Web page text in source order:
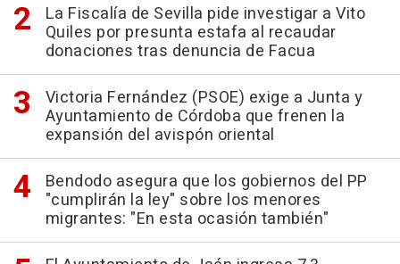
La Fiscalía de Sevilla pide investigar a Vito
Quiles por presunta estafa al recaudar
donaciones tras denuncia de Facua
Victoria Fernández (PSOE) exige a Junta y
Ayuntamiento de Córdoba que frenen la
expansión del avispón oriental
Bendodo asegura que los gobiernos del PP
"cumplirán la ley" sobre los menores
migrantes: "En esta ocasión también"